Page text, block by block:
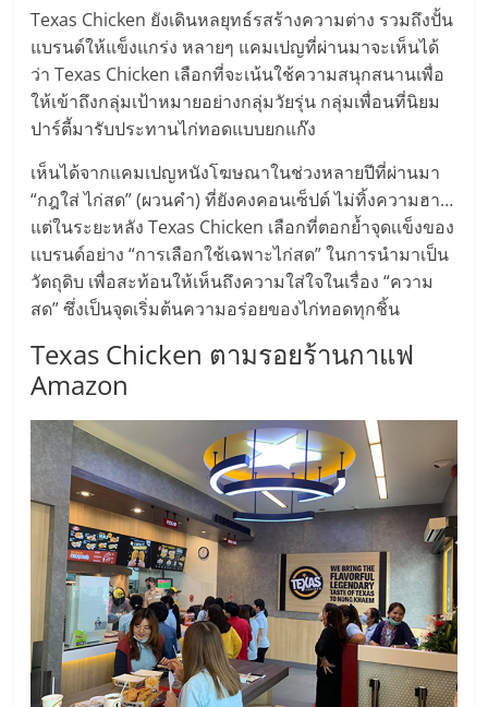
มอี
ไทย,
SMEs,
แฟ
ปรึกษา
แฟ
รน
ไชส์,
รวม
รน
ไชส์
แฟ
ไชส์
แฟ
ขาย
หน้า
บ้าน
ลงทุน
น้อย
Texas Chicken ยังเดินหลยุทธ์รสร้างความต่าง รวมถึงปั้น
แบรนด์ให้แข็งแกร่ง หลายๆ แคมเปญที่ผ่านมาจะเห็นได้
ว่า Texas Chicken เลือกที่จะเน้นใช้ความสนุกสนานเพื่อ
ให้เข้าถึงกลุ่มเป้าหมายอย่างกลุ่มวัยรุ่น กลุ่มเพื่อนที่นิยม
ปาร์ตี้มารับประทานไก่ทอดแบบยกแก๊ง
เห็นได้จากแคมเปญหนังโฆษณาในช่วงหลายปีที่ผ่านมา
“กฎใส่ ไก่สด” (ผวนคำ) ที่ยังคงคอนเซ็ปต์ ไม่ทิ้งความฮา…
แต่ในระยะหลัง Texas Chicken เลือกที่ตอกย้ำจุดเเข็งของ
เเบรนด์อย่าง “การเลือกใช้เฉพาะไก่สด” ในการนำมาเป็น
วัตถุดิบ เพื่อสะท้อนให้เห็นถึงความใส่ใจในเรื่อง “ความ
สด” ซึ่งเป็นจุดเริ่มต้นความอร่อยของไก่ทอดทุกชิ้น
Texas Chicken ตามรอยร้านกาแฟ
Amazon